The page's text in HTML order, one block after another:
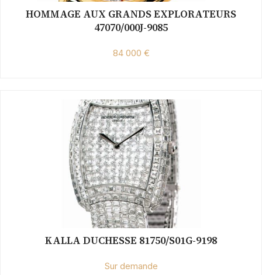
HOMMAGE AUX GRANDS EXPLORATEURS
47070/000J-9085
84 000 €
KALLA DUCHESSE 81750/S01G-9198
Sur demande